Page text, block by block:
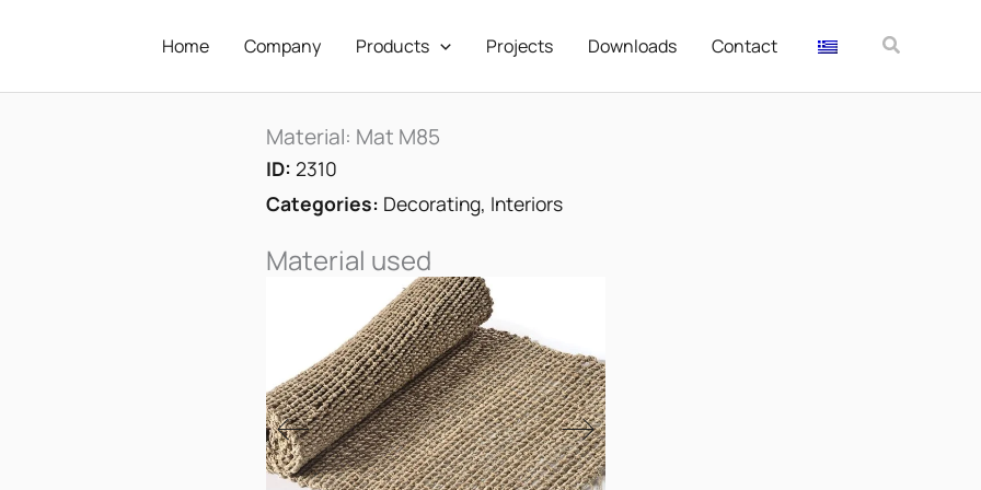
Home Company Products Projects Downloads Contact Αναζήτηση
Material: Mat M85
ID: 2310
Categories: Decorating, Interiors
Material used